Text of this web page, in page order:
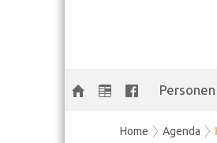
Personen
Home Agenda